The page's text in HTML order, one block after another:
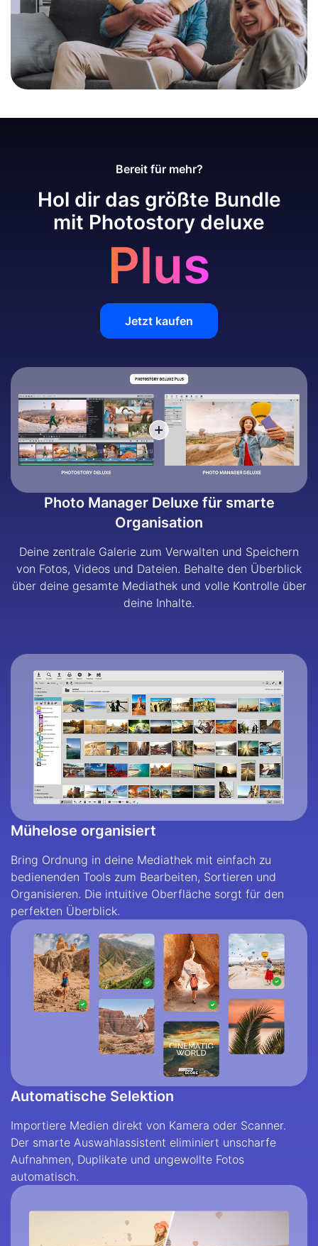
Bereit für mehr?
Plus
Hol dir das größte Bundle
mit Photostory deluxe
Jetzt kaufen
Photo Manager Deluxe für smarte
Organisation
Deine zentrale Galerie zum Verwalten und Speichern
von Fotos, Videos und Dateien. Behalte den Überblick
über deine gesamte Mediathek und volle Kontrolle über
deine Inhalte.
Mühelose organisiert
Bring Ordnung in deine Mediathek mit einfach zu
bedienenden Tools zum Bearbeiten, Sortieren und
Organisieren. Die intuitive Oberfläche sorgt für den
perfekten Überblick.
Automatische Selektion
Importiere Medien direkt von Kamera oder Scanner.
Der smarte Auswahlassistent eliminiert unscharfe
Aufnahmen, Duplikate und ungewollte Fotos
automatisch.